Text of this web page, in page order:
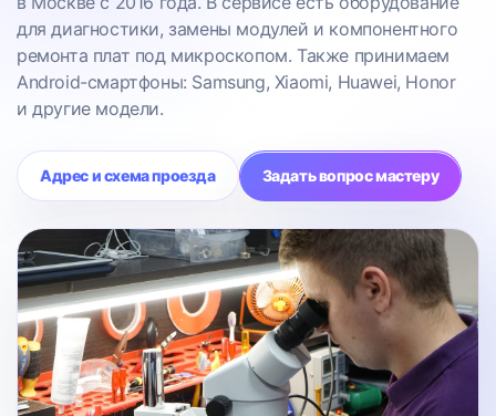
для диагностики, замены модулей и компонентного
ремонта плат под микроскопом. Также принимаем
Android-смартфоны: Samsung, Xiaomi, Huawei, Honor
и другие модели.
Адрес и схема проезда Задать вопрос мастеру